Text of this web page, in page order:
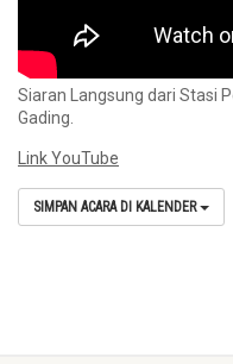
Siaran Langsung dari Stasi
Gading.
Link YouTube
SIMPAN ACARA DI KALENDER